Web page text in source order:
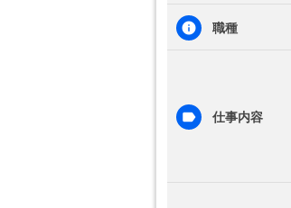
職種
仕事内容